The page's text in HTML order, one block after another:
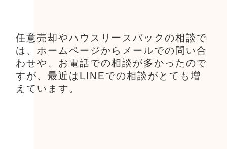
任意売却やハウスリースバックの相談で
は、ホームページからメールでの問い合
わせや、お電話での相談が多かったので
すが、最近はLINEでの相談がとても増
えています。